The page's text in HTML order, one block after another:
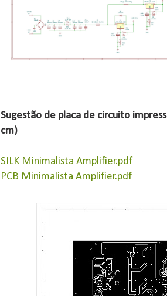
Sugestão de placa de circuito
cm)
SILK Minimalista Amplifier.pdf
PCB Minimalista Amplifier.pdf